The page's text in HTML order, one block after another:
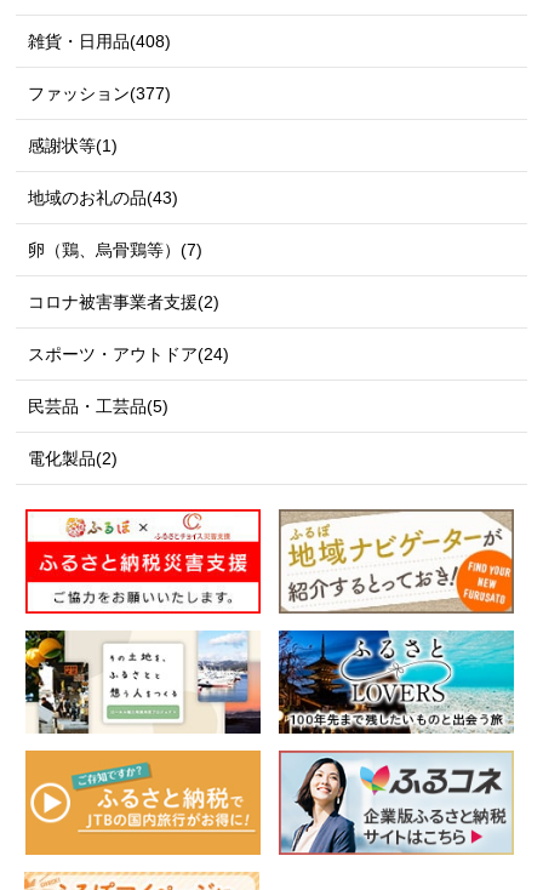
雑貨・日用品(408)
ファッション(377)
感謝状等(1)
地域のお礼の品(43)
卵（鶏、烏骨鶏等）(7)
コロナ被害事業者支援(2)
スポーツ・アウトドア(24)
民芸品・工芸品(5)
電化製品(2)